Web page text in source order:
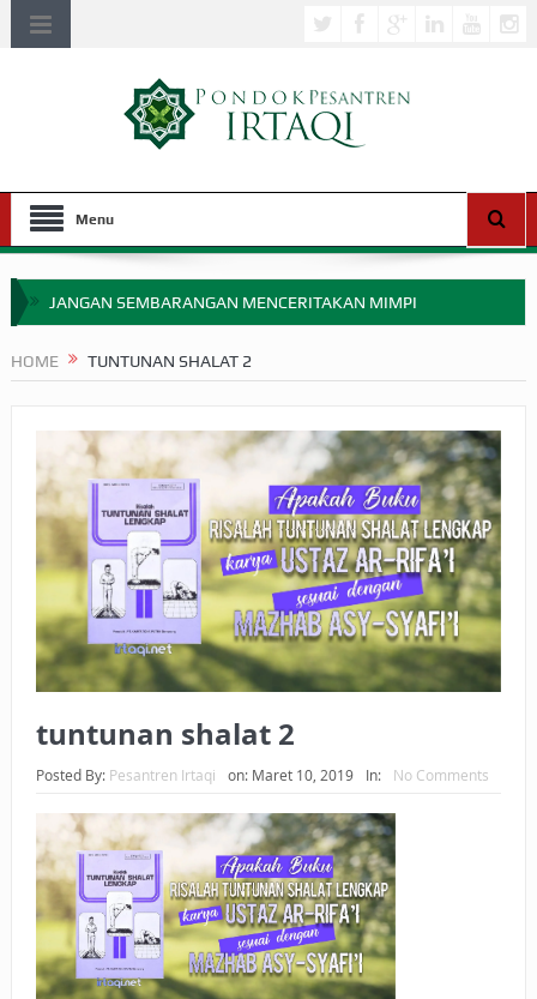
Menu
JANGAN SEMBARANGAN MENCERITAKAN MIMPI
APA HUKUM MEMPERCEPAT PEMBAYARAN ZAKAT
SEBELUM TIBA SAAT WAJIB?
HAKIKAT NIKMAT DI DUNIA!
BAGAIMANA CARA MEMBAYAR ZAKAT UANG?
UANG HARAM BISA MENJADI HALAL JIKA SEBAB
KEPEMILIKANNYA BERUBAH
HUKUM MEMBAYAR ZAKAT KEPADA KERABAT SENDIRI
HOME TUNTUNAN SHALAT 2
tuntunan shalat 2
Posted By: Pesantren Irtaqi on: Maret 10, 2019 In: No Comments